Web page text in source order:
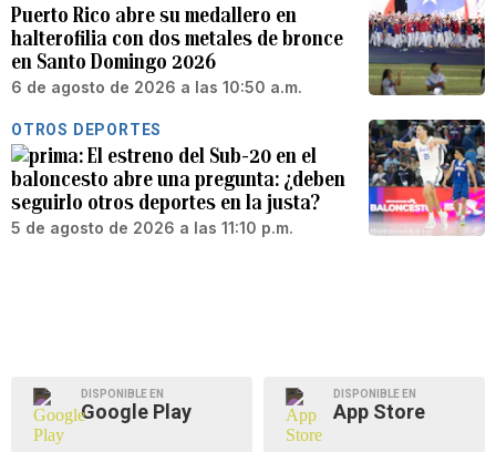
Puerto Rico abre su medallero en
halterofilia con dos metales de bronce
en Santo Domingo 2026
6 de agosto de 2026 a las 10:50 a.m.
OTROS DEPORTES
El estreno del Sub-20 en el
baloncesto abre una pregunta: ¿deben
seguirlo otros deportes en la justa?
5 de agosto de 2026 a las 11:10 p.m.
DISPONIBLE EN
Google Play
DISPONIBLE EN
App Store